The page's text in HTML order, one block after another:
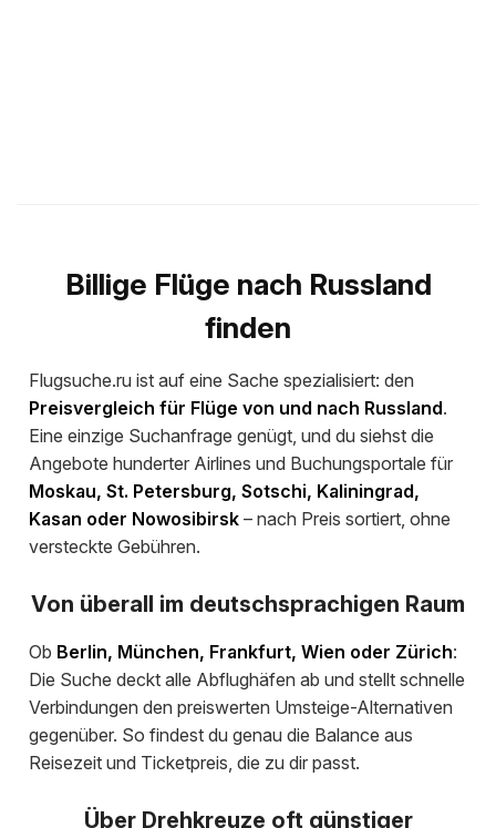
Billige Flüge nach Russland
finden
Flugsuche.ru ist auf eine Sache spezialisiert: den
Preisvergleich für Flüge von und nach Russland.
Eine einzige Suchanfrage genügt, und du siehst die
Angebote hunderter Airlines und Buchungsportale für
Moskau, St. Petersburg, Sotschi, Kaliningrad,
Kasan oder Nowosibirsk – nach Preis sortiert, ohne
versteckte Gebühren.
Von überall im deutschsprachigen Raum
Ob Berlin, München, Frankfurt, Wien oder Zürich:
Die Suche deckt alle Abflughäfen ab und stellt schnelle
Verbindungen den preiswerten Umsteige-Alternativen
gegenüber. So findest du genau die Balance aus
Reisezeit und Ticketpreis, die zu dir passt.
Über Drehkreuze oft günstiger